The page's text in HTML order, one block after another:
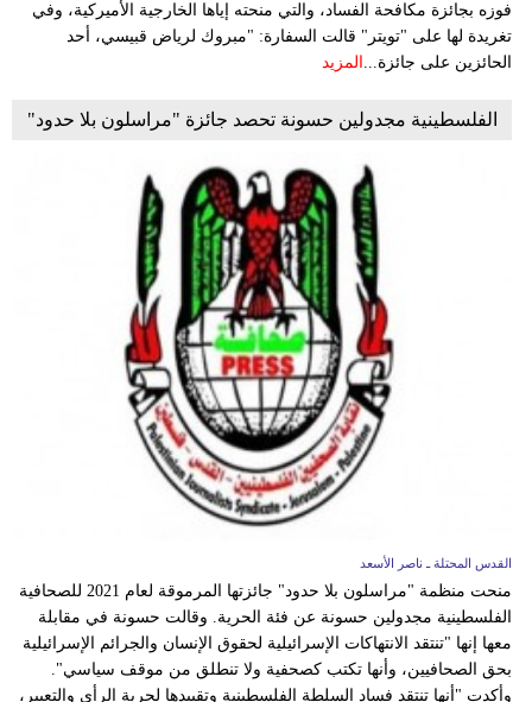
فوزه بجائزة مكافحة الفساد، والتي منحته إياها الخارجية الأميركية، وفي
تغريدة لها على "تويتر" قالت السفارة: "مبروك لرياض قبيسي، أحد
الحائزين على جائزة... المزيد
الفلسطينية مجدولين حسونة تحصد جائزة "مراسلون بلا حدود"
القدس المحتلة ـ ناصر الأسعد
منحت منظمة "مراسلون بلا حدود" جائزتها المرموقة لعام 2021 للصحافية
الفلسطينية مجدولين حسونة عن فئة الحرية. وقالت حسونة في مقابلة
معها إنها "تنتقد الانتهاكات الإسرائيلية لحقوق الإنسان والجرائم الإسرائيلية
بحق الصحافيين، وأنها تكتب كصحفية ولا تنطلق من موقف سياسي".
وأكدت "أنها تنتقد فساد السلطة الفلسطينية وتقييدها لحرية الرأي والتعبير،